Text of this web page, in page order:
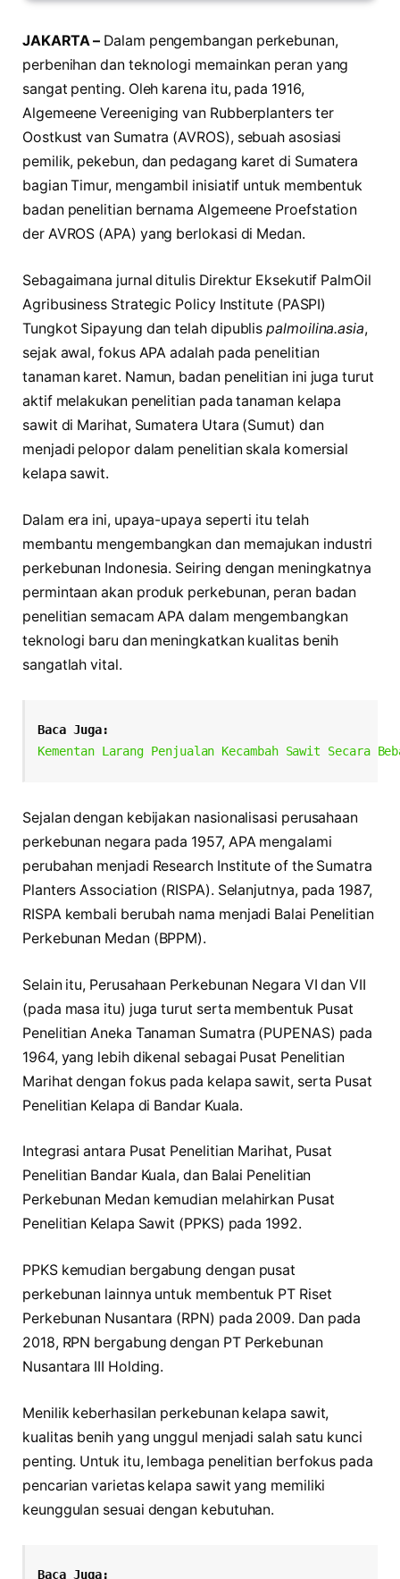
JAKARTA – Dalam pengembangan perkebunan,
perbenihan dan teknologi memainkan peran yang
sangat penting. Oleh karena itu, pada 1916,
Algemeene Vereeniging van Rubberplanters ter
Oostkust van Sumatra (AVROS), sebuah asosiasi
pemilik, pekebun, dan pedagang karet di Sumatera
bagian Timur, mengambil inisiatif untuk membentuk
badan penelitian bernama Algemeene Proefstation
der AVROS (APA) yang berlokasi di Medan.
Sebagaimana jurnal ditulis Direktur Eksekutif PalmOil
Agribusiness Strategic Policy Institute (PASPI)
Tungkot Sipayung dan telah dipublispalmoilina.asia,
sejak awal, fokus APA adalah pada penelitian
tanaman karet. Namun, badan penelitian ini juga turut
aktif melakukan penelitian pada tanaman kelapa
sawit di Marihat, Sumatera Utara (Sumut) dan
menjadi pelopor dalam penelitian skala komersial
kelapa sawit.
Dalam era ini, upaya-upaya seperti itu telah
membantu mengembangkan dan memajukan industri
perkebunan Indonesia. Seiring dengan meningkatnya
permintaan akan produk perkebunan, peran badan
penelitian semacam APA dalam mengembangkan
teknologi baru dan meningkatkan kualitas benih
sangatlah vital.
Baca Juga:
Kementan Larang Penjualan Kecambah Sawit Secara
Sejalan dengan kebijakan nasionalisasi perusahaan
perkebunan negara pada 1957, APA mengalami
perubahan menjadi Research Institute of the Sumatra
Planters Association (RISPA). Selanjutnya, pada 1987,
RISPA kembali berubah nama menjadi Balai Penelitian
Perkebunan Medan (BPPM).
Selain itu, Perusahaan Perkebunan Negara VI dan VII
(pada masa itu) juga turut serta membentuk Pusat
Penelitian Aneka Tanaman Sumatra (PUPENAS) pada
1964, yang lebih dikenal sebagai Pusat Penelitian
Marihat dengan fokus pada kelapa sawit, serta Pusat
Penelitian Kelapa di Bandar Kuala.
Integrasi antara Pusat Penelitian Marihat, Pusat
Penelitian Bandar Kuala, dan Balai Penelitian
Perkebunan Medan kemudian melahirkan Pusat
Penelitian Kelapa Sawit (PPKS) pada 1992.
PPKS kemudian bergabung dengan pusat
perkebunan lainnya untuk membentuk PT Riset
Perkebunan Nusantara (RPN) pada 2009. Dan pada
2018, RPN bergabung dengan PT Perkebunan
Nusantara III Holding.
Menilik keberhasilan perkebunan kelapa sawit,
kualitas benih yang unggul menjadi salah satu kunci
penting. Untuk itu, lembaga penelitian berfokus pada
pencarian varietas kelapa sawit yang memiliki
keunggulan sesuai dengan kebutuhan.
Baca Juga: